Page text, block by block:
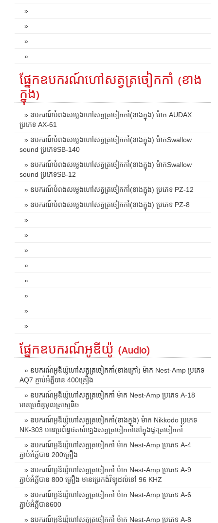
»
»
»
»
ផ្នែកឧបករណ៍ហៅសត្វត្រចៀកកាំ (ខាង
ក្នុង)
» ឧបករណ៍បំពងសម្លេងហៅសត្វត្រចៀកកាំ(ខាងក្នុង) ម៉ាក AUDAX
ប្រភេទ AX-61
» ឧបករណ៍បំពងសម្លេងហៅសត្វត្រចៀកកាំ(ខាងក្នុង) ម៉ាកSwallow
sound ប្រភេទSB-140
» ឧបករណ៍បំពងសម្លេងហៅសត្វត្រចៀកកាំ(ខាងក្នុង) ម៉ាកSwallow
sound ប្រភេទSB-12
» ឧបករណ៍បំពងសម្លេងហៅសត្វត្រចៀកកាំ(ខាងក្នុង) ប្រភេទ PZ-12
» ឧបករណ៍បំពងសម្លេងហៅសត្វត្រចៀកកាំ(ខាងក្នុង) ប្រភេទ PZ-8
»
»
»
»
»
»
»
»
ផ្នែកឧបករណ៍អូឌីយ៉ូ (Audio)
» ឧបករណ៍អូឌីយ៉ូហៅសត្វត្រចៀកកាំ(ខាងក្រៅ) ម៉ាក Nest-Amp ប្រភេទ
AQ7 ភ្ជាប់អំភ្លីបាន 400គ្រឿង
» ឧបករណ៍អូឌីយ៉ូហៅសត្វត្រចៀកកាំ ម៉ាក Nest-Amp ប្រភេទ A-18
មានប្រព័ន្ធអុលត្រាសូនិច
» ឧបករណ៍អូឌីយ៉ូហៅសត្វត្រចៀកកាំ(ខាងក្នុង) ម៉ាក Nikkodo ប្រភេទ
NK-303 មានប្រព័ន្ធថតសំឡេងសត្វត្រចៀកកាំនៅក្នុងផ្ទះត្រចៀកកាំ
» ឧបករណ៍អូឌីយ៉ូហៅសត្វត្រចៀកកាំ ម៉ាក Nest-Amp ប្រភេទ A-4
ភ្ជាប់អំភ្លីបាន 200គ្រឿង
» ឧបករណ៍អូឌីយ៉ូហៅសត្វត្រចៀកកាំ ម៉ាក Nest-Amp ប្រភេទ A-9
ភ្ជាប់អំភ្លីបាន 800 គ្រឿង មានប្រេកង់វិទ្យុដល់ទៅ 96 KHZ
» ឧបករណ៍អូឌីយ៉ូហៅសត្វត្រចៀកកាំ ម៉ាក Nest-Amp ប្រភេទ A-6
ភ្ជាប់អំភ្លីបាន600
» ឧបករណ៍អូឌីយ៉ូហៅសត្វត្រចៀកកាំ ម៉ាក Nest-Amp ប្រភេទ A-8